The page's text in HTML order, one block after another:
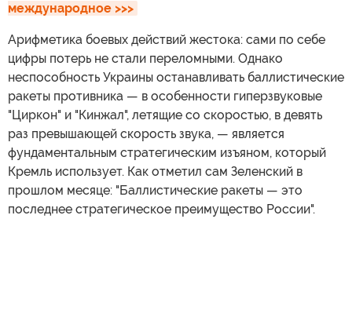
международное >>>
Арифметика боевых действий жестока: сами по себе
цифры потерь не стали переломными. Однако
неспособность Украины останавливать баллистические
ракеты противника — в особенности гиперзвуковые
"Циркон" и "Кинжал", летящие со скоростью, в девять
раз превышающей скорость звука, — является
фундаментальным стратегическим изъяном, который
Кремль использует. Как отметил сам Зеленский в
прошлом месяце: "Баллистические ракеты — это
последнее стратегическое преимущество России".